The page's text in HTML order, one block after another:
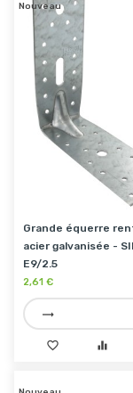
Nouveau
Grande équerre
acier galvanisée -
E9/2.5
2,61 €
trending_flat
favorite_border equalizer